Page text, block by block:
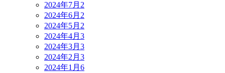
2024年7月 2
2024年6月 2
2024年5月 2
2024年4月 3
2024年3月 3
2024年2月 3
2024年1月 6